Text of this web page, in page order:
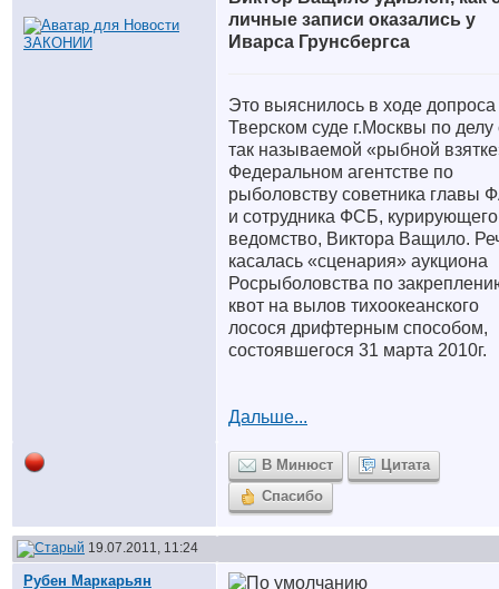
личные записи оказались у
Иварса Грунсбергса
Это выяснилось в ходе допроса
Тверском суде г.Москвы по делу
так называемой «рыбной
Федеральном агентстве по
рыболовству советника главы
и сотрудника ФСБ, курирующего
ведомство, Виктора Ващило.
касалась «сценария» аукциона
Росрыболовства по
квот на вылов тихоокеанского
лосося дрифтерным способом,
состоявшегося 31 марта 2010г.
Дальше...
В Минюст
Цитата
Спасибо
19.07.2011, 11:24
Рубен Маркарьян